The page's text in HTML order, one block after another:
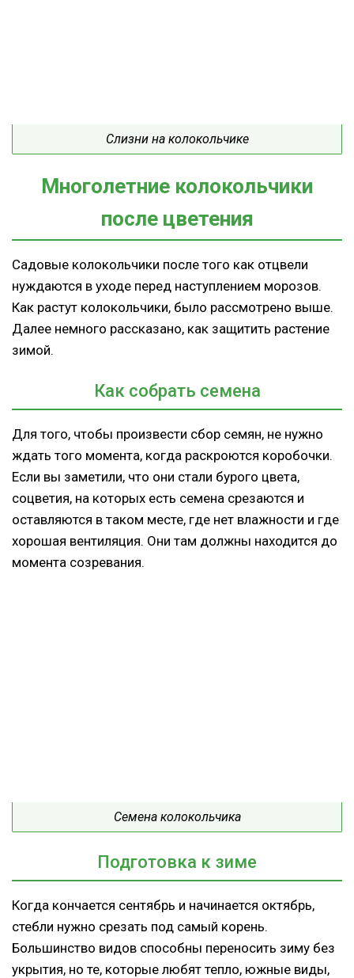
Слизни на колокольчике
Многолетние колокольчики
после цветения
Садовые колокольчики после того как отцвели
нуждаются в уходе перед наступлением морозов.
Как растут колокольчики, было рассмотрено выше.
Далее немного рассказано, как защитить растение
зимой.
Как собрать семена
Для того, чтобы произвести сбор семян, не нужно
ждать того момента, когда раскроются коробочки.
Если вы заметили, что они стали бурого цвета,
соцветия, на которых есть семена срезаются и
оставляются в таком месте, где нет влажности и где
хорошая вентиляция. Они там должны находится до
момента созревания.
Семена колокольчика
Подготовка к зиме
Когда кончается сентябрь и начинается октябрь,
стебли нужно срезать под самый корень.
Большинство видов способны переносить зиму без
укрытия, но те, которые любят тепло, южные виды,